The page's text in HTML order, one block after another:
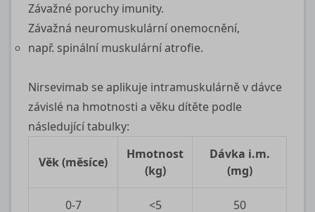
Závažné poruchy imunity.
Závažná neuromuskulární onemocnění,
např. spinální muskulární atrofie.
Nirsevimab se aplikuje intramuskulárně v dávce
závislé na hmotnosti a věku dítěte podle
následující tabulky:
Věk (měsíce)
Hmotnost
(kg)
Dávka i.m.
(mg)
0‑7 <5 50